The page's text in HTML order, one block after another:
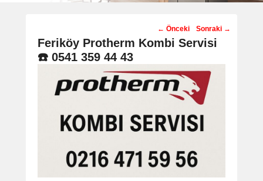
Post
navigation
← Önceki Sonraki →
Feriköy Protherm Kombi Servisi
☎️ 0541 359 44 43